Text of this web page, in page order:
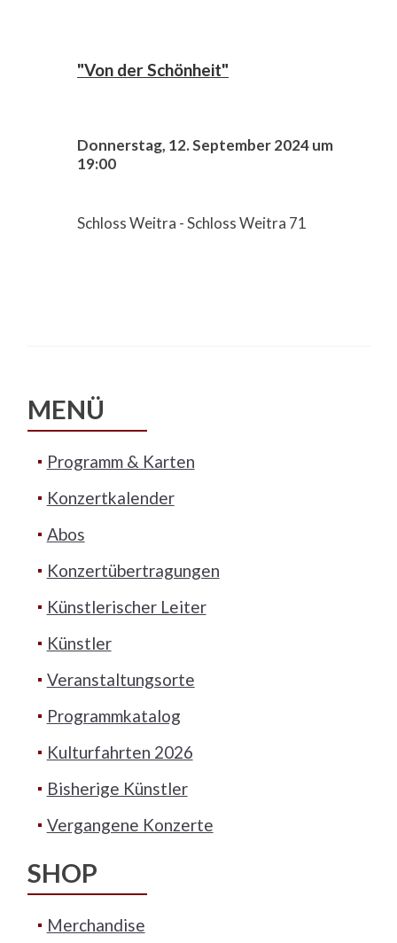
"Von der Schönheit"
Donnerstag, 12. September 2024 um
19:00
Schloss Weitra - Schloss Weitra 71
MENÜ
Programm & Karten
Konzertkalender
Abos
Konzertübertragungen
Künstlerischer Leiter
Künstler
Veranstaltungsorte
Programmkatalog
Kulturfahrten 2026
Bisherige Künstler
Vergangene Konzerte
SHOP
Merchandise